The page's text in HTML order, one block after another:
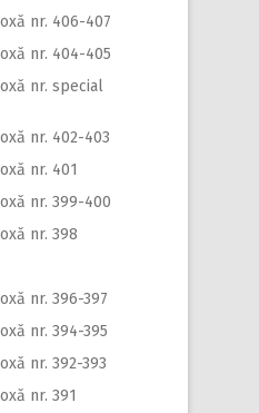
nr. 406-407
nr. 404-405
nr. special
nr. 402-403
nr. 401
nr. 399-400
nr. 398
nr. 396-397
nr. 394-395
nr. 392-393
nr. 391